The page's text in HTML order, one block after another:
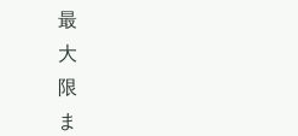
最
大
限
ま